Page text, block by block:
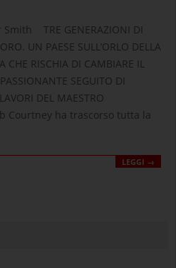
TRE GENERAZIONI DI
UN PAESE SULL’ORLO DELLA
CHE RISCHIA DI CAMBIARE IL
SEGUITO DI
DEL MAESTRO
Courtney ha trascorso tutta la
LEGGI →